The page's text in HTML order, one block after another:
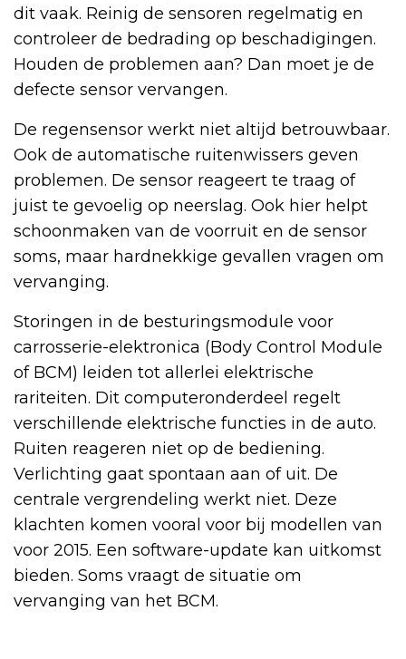
dit vaak. Reinig de sensoren regelmatig en
controleer de bedrading op beschadigingen.
Houden de problemen aan? Dan moet je de
defecte sensor vervangen.
De regensensor werkt niet altijd betrouwbaar.
Ook de automatische ruitenwissers geven
problemen. De sensor reageert te traag of
juist te gevoelig op neerslag. Ook hier helpt
schoonmaken van de voorruit en de sensor
soms, maar hardnekkige gevallen vragen om
vervanging.
Storingen in de besturingsmodule voor
carrosserie-elektronica (Body Control Module
of BCM) leiden tot allerlei elektrische
rariteiten. Dit computeronderdeel regelt
verschillende elektrische functies in de auto.
Ruiten reageren niet op de bediening.
Verlichting gaat spontaan aan of uit. De
centrale vergrendeling werkt niet. Deze
klachten komen vooral voor bij modellen van
voor 2015. Een software-update kan uitkomst
bieden. Soms vraagt de situatie om
vervanging van het BCM.